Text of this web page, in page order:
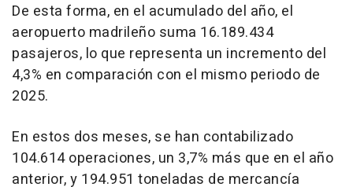
De esta forma, en el acumulado del año, el
aeropuerto madrileño suma 16.189.434
pasajeros, lo que representa un incremento del
4,3% en comparación con el mismo periodo de
2025.
En estos dos meses, se han contabilizado
104.614 operaciones, un 3,7% más que en el año
anterior, y 194.951 toneladas de mercancía